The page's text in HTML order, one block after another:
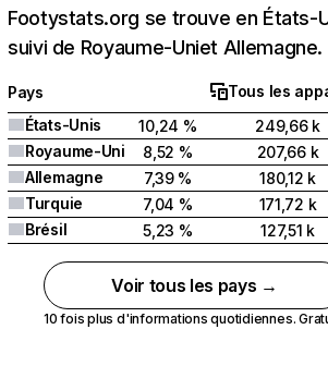
Footystats.org se trouve en États-
suivi de Royaume-Uniet Allemagne.
Pays
Tous les
États-Unis
10,24 %
249,66 k
Royaume-Uni
8,52 %
207,66 k
Allemagne
7,39 %
180,12 k
Turquie
7,04 %
171,72 k
Brésil
5,23 % 127,51 k
Voir tous les pays →
10 fois plus d'informations quotidiennes.